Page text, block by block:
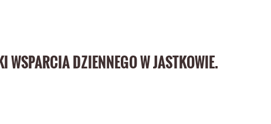
WSPARCIA DZIENNEGO W JASTKOWIE.